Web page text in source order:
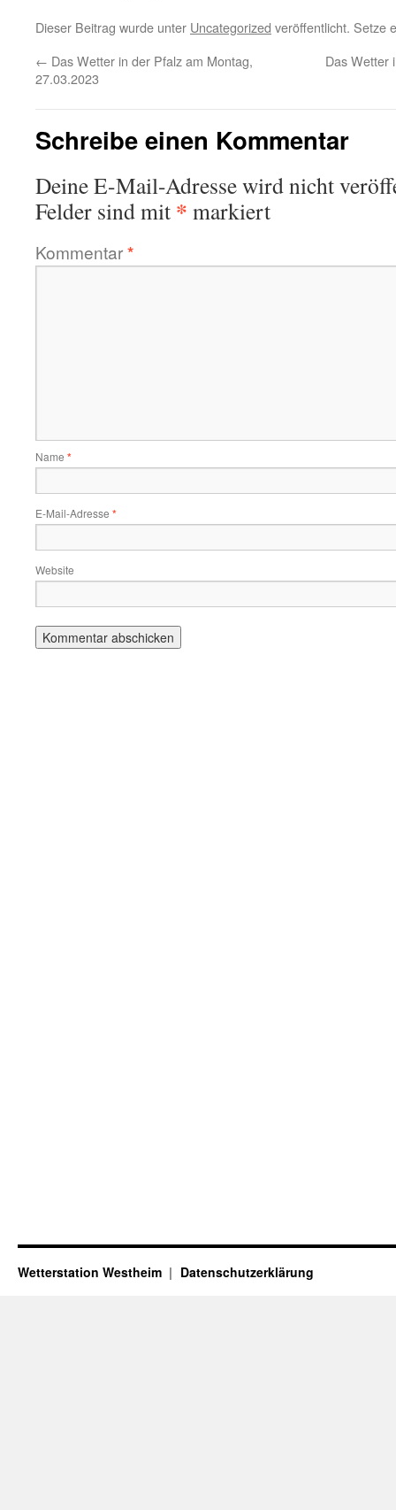
Dieser Beitrag wurde unter Uncategorized veröffentlicht. Setze
← Das Wetter in der Pfalz am Montag,
27.03.2023
Das Wetter
Schreibe einen Kommentar
Deine E-Mail-Adresse wird nicht
Felder sind mit * markiert
Kommentar*
Name *
E-Mail-Adresse *
Website
Wetterstation Westheim Datenschutzerklärung